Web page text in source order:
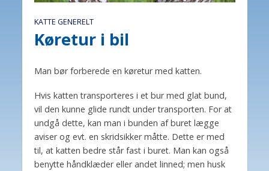
KATTE GENERELT
Køretur i bil
Man bør forberede en køretur med katten.
Hvis katten transporteres i et bur med glat bund,
vil den kunne glide rundt under transporten. For at
undgå dette, kan man i bunden af buret lægge
aviser og evt. en skridsikker måtte. Dette er med
til, at katten bedre står fast i buret. Man kan også
benytte håndklæder eller andet linned; men husk